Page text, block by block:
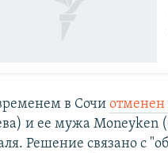
в Сочиотменен
и ее мужа Moneyken
Решение связано с